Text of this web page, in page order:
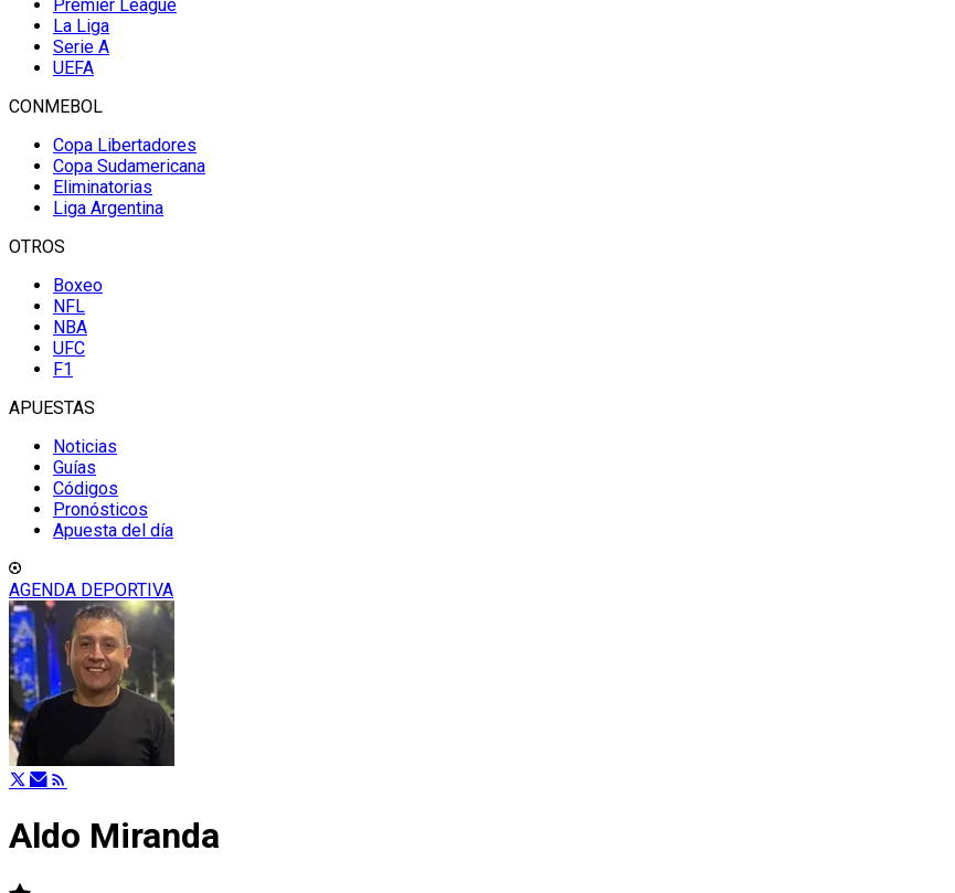
Premier League
La Liga
Serie A
UEFA
CONMEBOL
Copa Libertadores
Copa Sudamericana
Eliminatorias
Liga Argentina
OTROS
Boxeo
NFL
NBA
UFC
F1
APUESTAS
Noticias
Guías
Códigos
Pronósticos
Apuesta del día
AGENDA DEPORTIVA
Aldo Miranda